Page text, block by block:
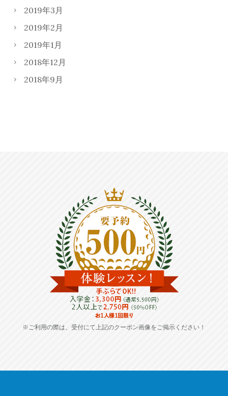
2019年3月
2019年2月
2019年1月
2018年12月
2018年9月
※ご利用の際は、受付にて上記のクーポン画像をご掲示ください！